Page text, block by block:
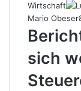
Wirtschaft
Mario Obeser
sich